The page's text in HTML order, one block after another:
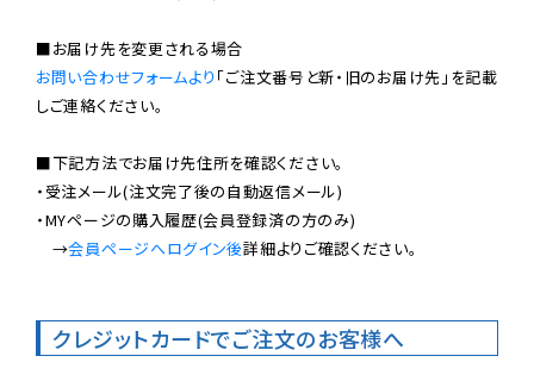
お問い合わせフォームより 「ご注文番号と新・旧のお届け先」を記載
しご連絡ください。
■下記方法でお届け先住所を確認ください。
・受注メール(注文完了後の自動返信メール)
・MYページの購入履歴(会員登録済の方のみ)
→会員ページへログイン後詳細よりご確認ください。
クレジットカードでご注文のお客様へ